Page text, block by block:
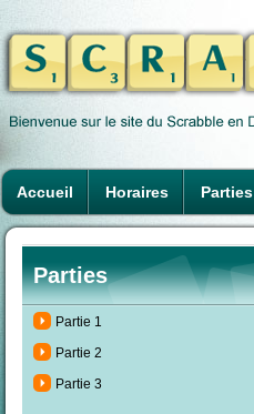
Accueil Horaires Parties
Parties
Partie 1
Partie 2
Partie 3